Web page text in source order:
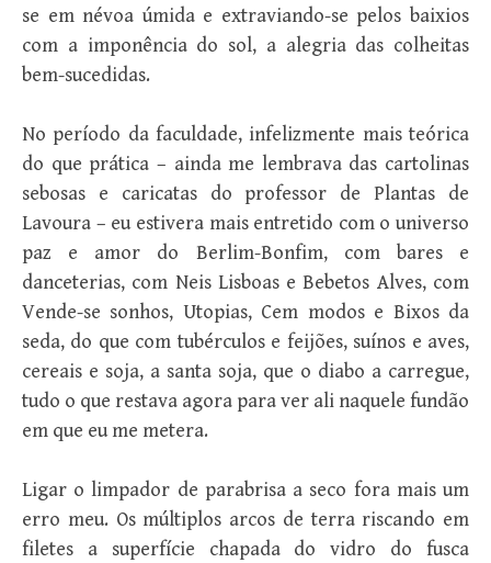
se em névoa úmida e extraviando-se pelos baixios
com a imponência do sol, a alegria das colheitas
bem-sucedidas.
No período da faculdade, infelizmente mais teórica
do que prática – ainda me lembrava das cartolinas
sebosas e caricatas do professor de Plantas de
Lavoura – eu estivera mais entretido com o universo
paz e amor do Berlim-Bonfim, com bares e
danceterias, com Neis Lisboas e Bebetos Alves, com
Vende-se sonhos, Utopias, Cem modos e Bixos da
seda, do que com tubérculos e feijões, suínos e aves,
cereais e soja, a santa soja, que o diabo a carregue,
tudo o que restava agora para ver ali naquele fundão
em que eu me metera.
Ligar o limpador de parabrisa a seco fora mais um
erro meu. Os múltiplos arcos de terra riscando em
filetes a superfície chapada do vidro do fusca